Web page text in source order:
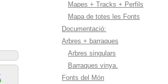
Mapes + Tracks + Perfils
Mapa de totes les Fonts
Documentació:
Arbres + barraques
Arbres singulars
Barraques vinya.
Fonts del Món